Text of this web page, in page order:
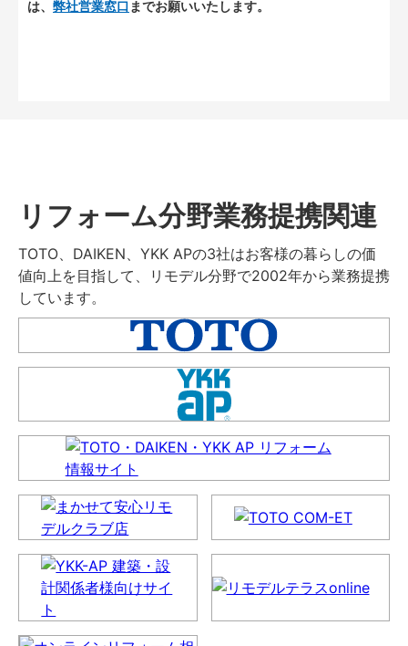
は、 弊社営業窓口 までお願いいたします。
リフォーム分野業務提携関連
TOTO、DAIKEN、YKK APの3社はお客様の暮らしの価
値向上を目指して、リモデル分野で2002年から業務提携
しています。